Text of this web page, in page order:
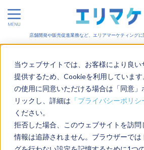
当ウェブサイトでは、お客様により良い
提供するため、Cookieを利用していま
の使用に同意いただける場合は「同意」
リックし、詳細は 「プライバシーポリシ
ください。
拒否した場合、このウェブサイトを訪問
情報は追跡されません。ブラウザーでは
店舗開発や販売促進業務など、エリアマーケティング
再来
は？満足度を高めてリピーターを獲得しよう